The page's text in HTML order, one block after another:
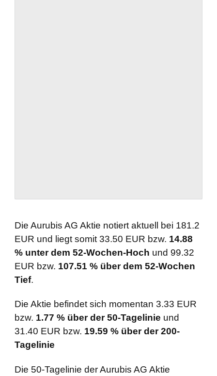
Die Aurubis AG Aktie notiert aktuell bei 181.2
EUR und liegt somit 33.50 EUR bzw. 14.88
% unter dem 52-Wochen-Hoch und 99.32
EUR bzw. 107.51 % über dem 52-Wochen
Tief.
Die Aktie befindet sich momentan 3.33 EUR
bzw. 1.77 % über der 50-Tagelinie und
31.40 EUR bzw. 19.59 % über der 200-
Tagelinie
Die 50-Tagelinie der Aurubis AG Aktie